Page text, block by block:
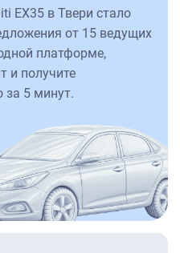
EX35 в Твери стало
от 15 ведущих
платформе,
и получите
за 5 минут.